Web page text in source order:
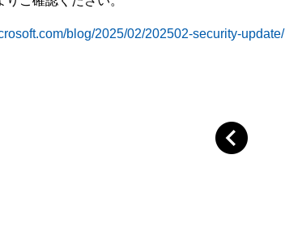
blog/2025/02/202502-security-update/